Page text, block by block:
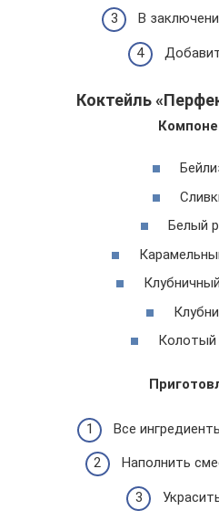
В
Коктейль
Белый
Колотый
Все
Наполнить